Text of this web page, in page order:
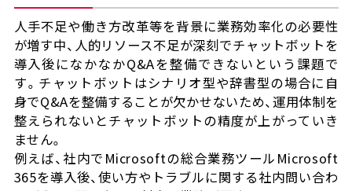
人手不足や働き方改革等を背景に業務効率化の必要性
が増す中、人的リソース不足が深刻でチャットボットを
導入後になかなかQ&Aを整備できないという課題で
す。チャットボットはシナリオ型や辞書型の場合に自
身でQ&Aを整備することが欠かせないため、運用体制を
整えられないとチャットボットの精度が上がっていき
ません。
例えば、社内でMicrosoftの総合業務ツールMicrosoft
365を導入後、使い方やトラブルに関する社内問い合わ